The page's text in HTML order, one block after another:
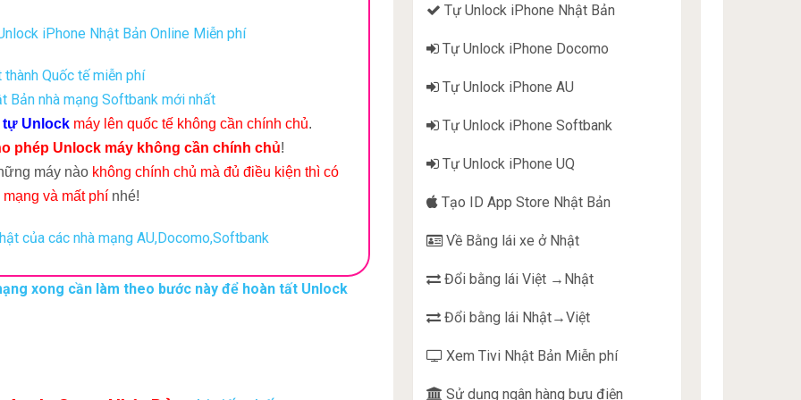
iPhone Nhật Bản Online Miễn phí
Quốc tế miễn phí
Bản nhà mạng Softbank mới nhất
tự Unlock máy lên quốc tế không cần chính chủ.
phép Unlock máy không cần chính chủ!
máy nào không chính chủ mà đủ điều kiện thì có
và mất phí nhé!
của các nhà mạng AU,Docomo,Softbank
xong cần làm theo bước này để hoàn tất Unlock
Tự Unlock iPhone Nhật Bản
Tự Unlock iPhone Docomo
Tự Unlock iPhone AU
Tự Unlock iPhone Softbank
Tự Unlock iPhone UQ
Tạo ID App Store Nhật Bản
Về Bằng lái xe ở Nhật
Đổi bằng lái Việt →Nhật
Đổi bằng lái Nhật→Việt
Xem Tivi Nhật Bản Miễn phí
Sử dụng ngân hàng bưu điện